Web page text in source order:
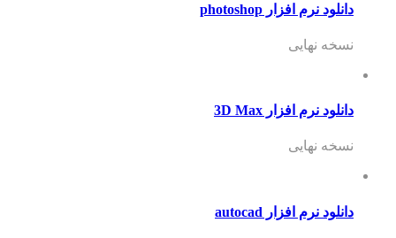
دانلود نرم افزار photoshop
نسخه نهایی
دانلود نرم افزار 3D Max
نسخه نهایی
دانلود نرم افزار autocad